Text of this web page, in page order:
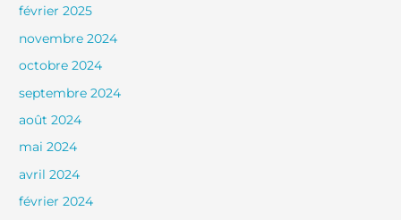
février 2025
novembre 2024
octobre 2024
septembre 2024
août 2024
mai 2024
avril 2024
février 2024